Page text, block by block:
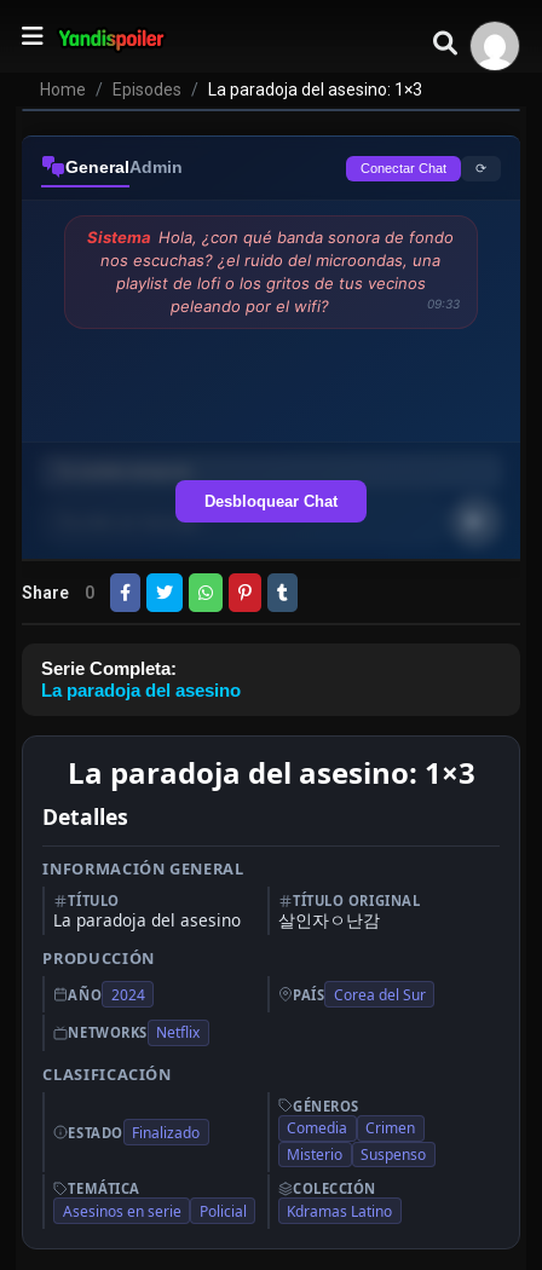
Home Episodes La paradoja del asesino: 1×3
GeneralAdmin Conectar Chat ⟳
Sistema Hola, ¿con qué banda sonora de fondo
nos escuchas? ¿el ruido del microondas, una
playlist de lofi o los gritos de tus vecinos
peleando por el wifi?
09:33
Desbloquear Chat
Share 0
Serie Completa:
La paradoja del asesino
La paradoja del asesino: 1×3
Detalles
INFORMACIÓN GENERAL
TÍTULO
La paradoja del asesino
TÍTULO ORIGINAL
살인자ㅇ난감
PRODUCCIÓN
AÑO 2024 PAÍS Corea del Sur
NETWORKS Netflix
CLASIFICACIÓN
ESTADO Finalizado
GÉNEROS
Comedia
Crimen
Misterio
Suspenso
TEMÁTICA
Asesinos en serie Policial
COLECCIÓN
Kdramas Latino